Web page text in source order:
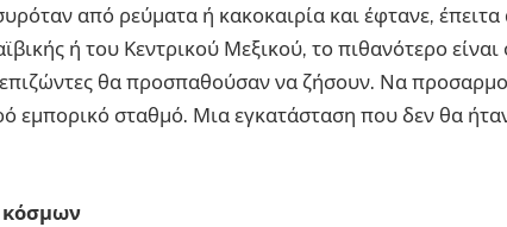
από ρεύματα ή κακοκαιρία και έφτανε,
ή του Κεντρικού Μεξικού, το πιθανότερο είναι
θα προσπαθούσαν να ζήσουν. Να
εμπορικό σταθμό. Μια εγκατάσταση που δεν θα
κόσμων